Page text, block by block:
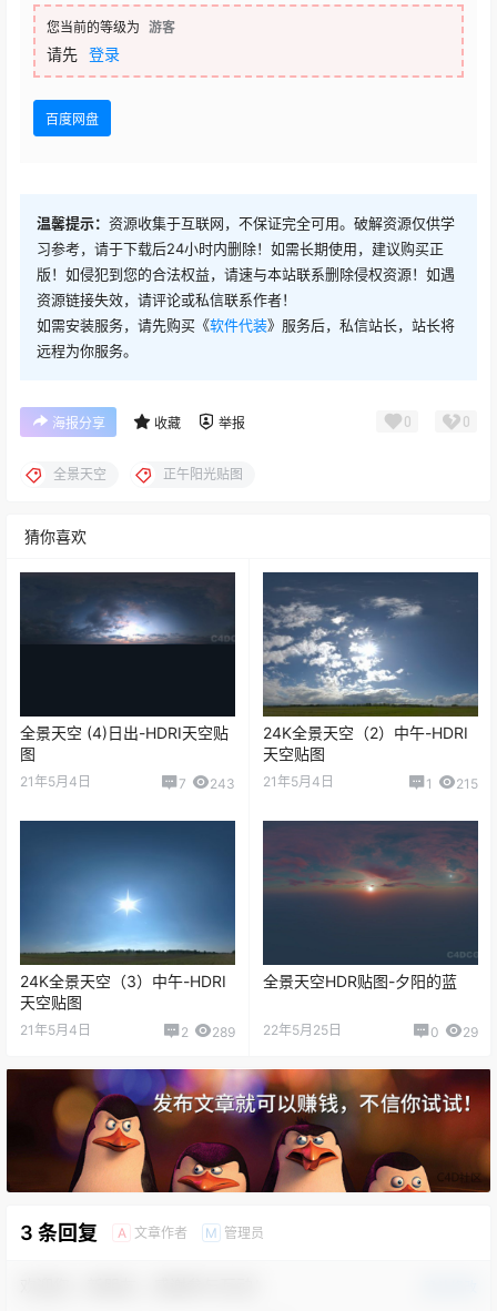
您当前的等级为 游客
请先 登录
百度网盘
温馨提示： 资源收集于互联网，不保证完全可用。破解资源仅供学
习参考，请于下载后24小时内删除！如需长期使用，建议购买正
版！如侵犯到您的合法权益，请速与本站联系删除侵权资源！如遇
资源链接失效，请评论或私信联系作者！
如需安装服务，请先购买《软件代装》服务后，私信站长，站长将
远程为你服务。
海报分享 收藏 举报 0 0
全景天空 正午阳光贴图
猜你喜欢
全景天空 (4)日出-HDRI天空贴
图
21年5月4日 7 243
24K全景天空（2）中午-HDRI
天空贴图
21年5月4日 1 215
24K全景天空（3）中午-HDRI
天空贴图
21年5月4日 2 289
全景天空HDR贴图-夕阳的蓝
22年5月25日 0 29
3 条回复 A 文章作者 M 管理员